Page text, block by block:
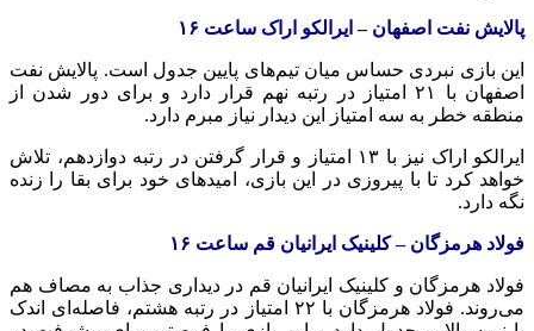
پالایش نفت اصفهان – ایرالکو اراک ساعت ۱۶
این بازی نبردی حساس میان تیم‌های پایین جدول است. پالایش نفت
اصفهان با ۲۱ امتیاز در رتبه نهم قرار دارد و برای دور شدن از
منطقه خطر به سه امتیاز این دیدار نیاز مبرم دارد.
ایرالکو اراک نیز با ۱۳ امتیاز و قرار گرفتن در رتبه دوازدهم، تلاش
خواهد کرد تا با پیروزی در این بازی، امیدهای خود برای بقا را زنده
نگه دارد.
فولاد هرمزگان – کلینیک ایرانیان قم ساعت ۱۶
فولاد هرمزگان و کلینیک ایرانیان قم در دیداری جذاب به مصاف هم
می‌روند. فولاد هرمزگان با ۲۲ امتیاز در رتبه هشتم، فاصله‌ای اندک